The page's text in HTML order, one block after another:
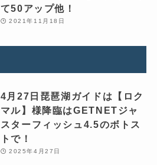
て50アップ他！
2021年11月18日
4月27日琵琶湖ガイドは【ロク
マル】様降臨はGETNETジャ
スターフィッシュ4.5のボトス
トで！
2025年4月27日